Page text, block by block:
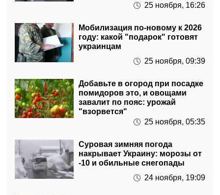
Мобилизация по-новому к 2026
украинцам
25 ноября, 09:39
Добавьте в огород при посадке
завалит по пояс: урожай
"взорвется"
25 ноября, 05:35
Суровая зимняя погода
-10 и обильные снегопады
24 ноября, 19:09
Украинцам спишут